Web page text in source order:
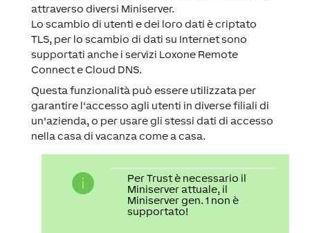
attraverso diversi Miniserver.
Lo scambio di utenti e dei loro dati è criptato
TLS, per lo scambio di dati su Internet sono
supportati anche i servizi Loxone Remote
Connect e Cloud DNS.
Questa funzionalità può essere utilizzata per
garantire l'accesso agli utenti in diverse filiali di
un'azienda, o per usare gli stessi dati di accesso
nella casa di vacanza come a casa.
Per Trust è necessario il
Miniserver attuale, il
Miniserver gen. 1 non è
supportato!